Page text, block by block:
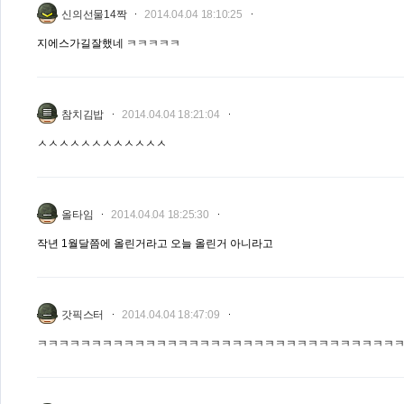
신의선물14짝 2014.04.04 18:10:25
지에스가길잘했네 ㅋㅋㅋㅋㅋ
참치김밥 2014.04.04 18:21:04
ㅅㅅㅅㅅㅅㅅㅅㅅㅅㅅㅅㅅ
올타임 2014.04.04 18:25:30
작년 1월달쯤에 올린거라고 오늘 올린거 아니라고
갓픽스터 2014.04.04 18:47:09
ㅋㅋㅋㅋㅋㅋㅋㅋㅋㅋㅋㅋㅋㅋㅋㅋㅋㅋㅋㅋㅋㅋㅋㅋㅋㅋㅋㅋㅋㅋㅋㅋㅋ